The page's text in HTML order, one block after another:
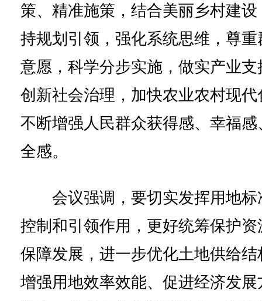
策、精准施策，结合美丽乡村建设
持规划引领，强化系统思维，尊重
意愿，科学分步实施，做实产业支
创新社会治理，加快农业农村现代
不断增强人民群众获得感、幸福感
全感。
会议强调，要切实发挥用地标
控制和引领作用，更好统筹保护资
保障发展，进一步优化土地供给结
增强用地效率效能、促进经济发展